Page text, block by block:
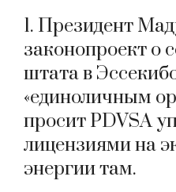
1. Президент
законопроект о
штата в
«единоличным
просит PDVSA
лицензиями на
энергии там.